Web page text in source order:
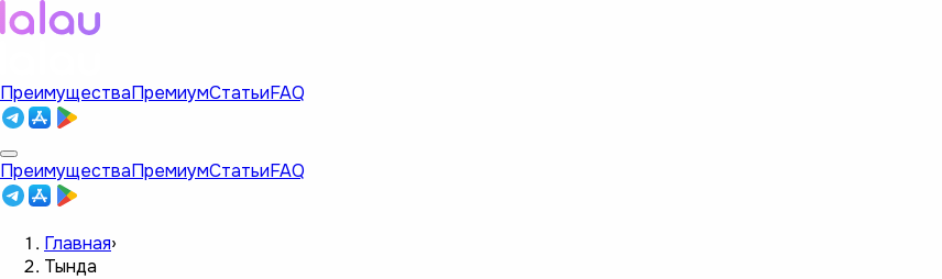
ПреимуществаПремиумСтатьиFAQ
ПреимуществаПремиумСтатьиFAQ
Главная›
Тында